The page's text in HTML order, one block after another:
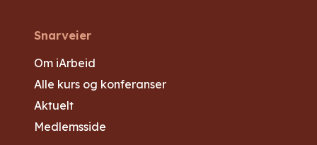
Snarveier
Om iArbeid
Alle kurs og konferanser
Aktuelt
Medlemsside